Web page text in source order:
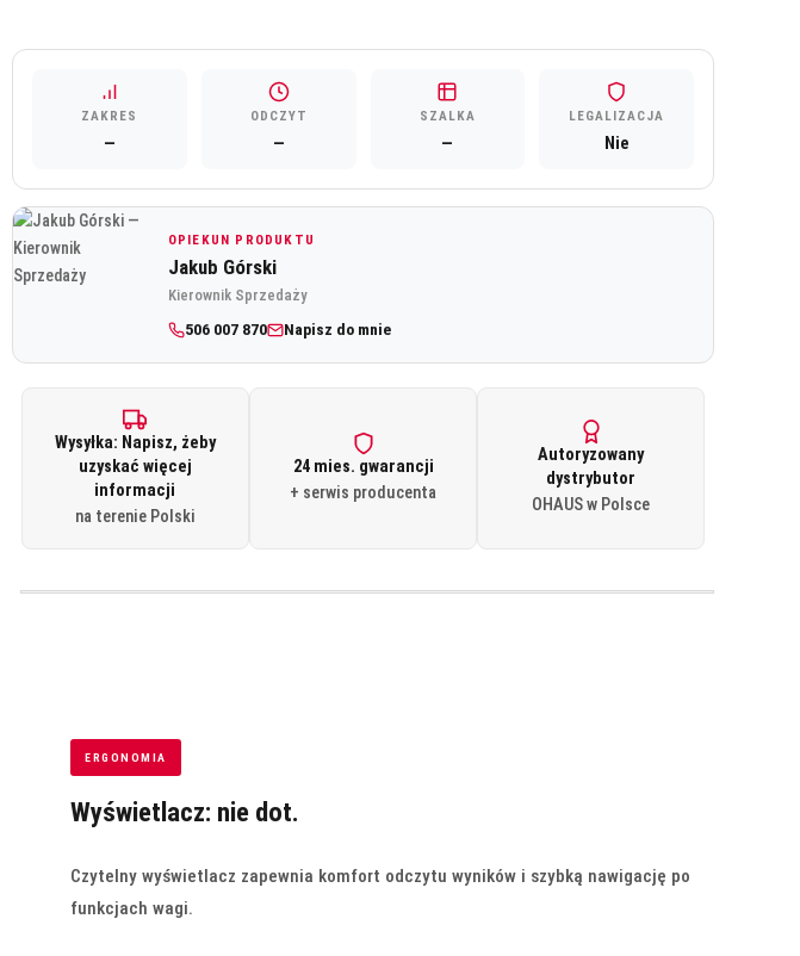
ERGONOMIA
Wyświetlacz: nie dot.
Czytelny wyświetlacz zapewnia komfort odczytu wyników i szybką nawigację po
funkcjach wagi.
ZAKRES
—
ODCZYT
—
SZALKA
—
LEGALIZACJA
Nie
OPIEKUN PRODUKTU
Jakub Górski
Kierownik Sprzedaży
506 007 870 Napisz do mnie
Wysyłka: Napisz, żeby
uzyskać więcej
informacji
na terenie Polski
24 mies. gwarancji
+ serwis producenta
Autoryzowany
dystrybutor
OHAUS w Polsce